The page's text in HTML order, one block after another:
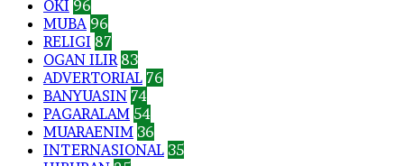
OKI 96
MUBA 96
RELIGI 87
OGAN ILIR 83
ADVERTORIAL 76
BANYUASIN 74
PAGARALAM 54
MUARAENIM 36
INTERNASIONAL 35